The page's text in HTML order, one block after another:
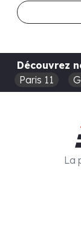
Découvrez
Paris 11
La